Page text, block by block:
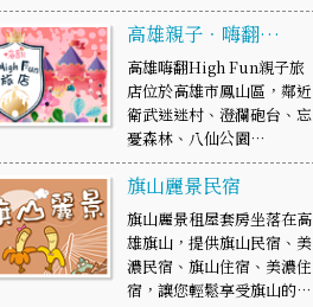
高雄親子．嗨翻…
高雄嗨翻High Fun親子旅
店位於高雄市鳳山區，鄰近
衛武迷迷村、澄瀾砲台、忘
憂森林、八仙公園…
旗山麗景民宿
旗山麗景租屋套房坐落在高
雄旗山，提供旗山民宿、美
濃民宿、旗山住宿、美濃住
宿，讓您輕鬆享受旗山的…